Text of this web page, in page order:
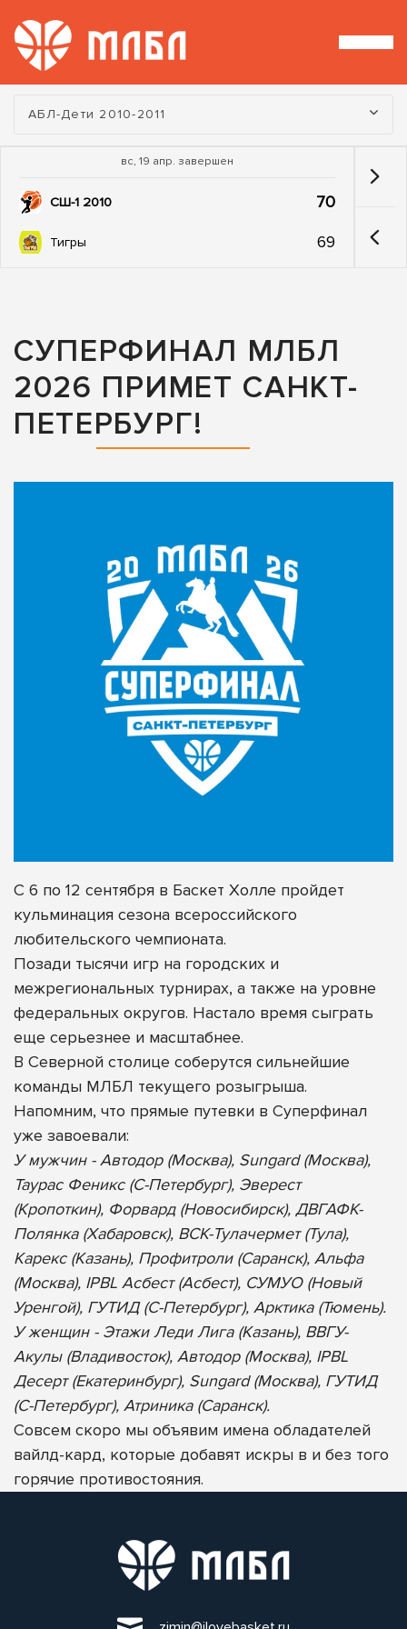
Турнир:
АБЛ-Дети 2010-2011
вс, 19 апр. завершен
СШ-1 2010 70
Тигры 69
СУПЕРФИНАЛ МЛБЛ
2026 ПРИМЕТ САНКТ-
ПЕТЕРБУРГ!
С 6 по 12 сентября в Баскет Холле пройдет
кульминация сезона всероссийского
любительского чемпионата.
Позади тысячи игр на городских и
межрегиональных турнирах, а также на уровне
федеральных округов. Настало время сыграть
еще серьезнее и масштабнее.
В Северной столице соберутся сильнейшие
команды МЛБЛ текущего розыгрыша.
Напомним, что прямые путевки в Суперфинал
уже завоевали:
У мужчин - Автодор (Москва), Sungard (Москва),
Таурас Феникс (С-Петербург), Эверест
(Кропоткин), Форвард (Новосибирск), ДВГАФК-
Полянка (Хабаровск), ВСК-Тулачермет (Тула),
Карекс (Казань), Профитроли (Саранск), Альфа
(Москва), IPBL Асбест (Асбест), СУМУО (Новый
Уренгой), ГУТИД (С-Петербург), Арктика (Тюмень).
У женщин - Этажи Леди Лига (Казань), ВВГУ-
Акулы (Владивосток), Автодор (Москва), IPBL
Десерт (Екатеринбург), Sungard (Москва), ГУТИД
(С-Петербург), Атриника (Саранск).
Совсем скоро мы объявим имена обладателей
вайлд-кард, которые добавят искры в и без того
горячие противостояния.